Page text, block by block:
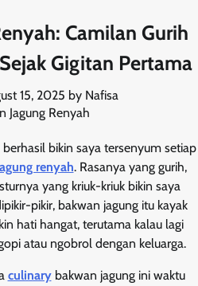
Camilan Gurih
Gigitan Pertama
15, 2025 by Nafisa
bikin saya tersenyum setiap
renyah. Rasanya yang gurih,
yang kriuk-kriuk bikin saya
pikir, bakwan jagung itu kayak
hati hangat, terutama kalau lagi
atau ngobrol dengan keluarga.
culinarybakwan jagung ini waktu